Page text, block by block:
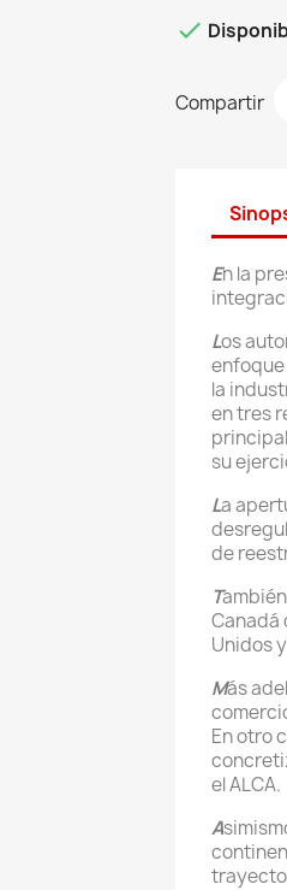

Compartir
En la
Los
la
en tres
su
La
de
T
Canadá
Unidos
Más
En otro
el ALCA.
A